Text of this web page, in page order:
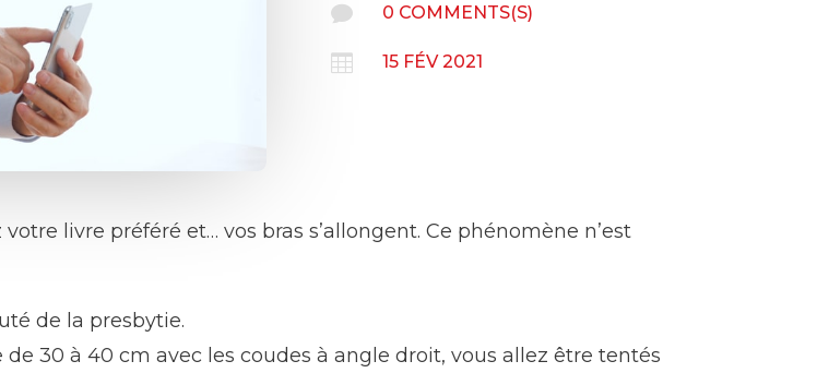
 0 COMMENTS(S)
 15 FÉV 2021
livre préféré et… vos bras s’allongent. Ce phénomène n’est
de la presbytie.
30 à 40 cm avec les coudes à angle droit, vous allez être tentés